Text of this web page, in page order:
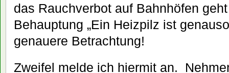
das Rauchverbot auf Bahnhöfen
Behauptung „Ein Heizpilz ist
genauere Betrachtung!
Zweifel melde ich hiermit an.